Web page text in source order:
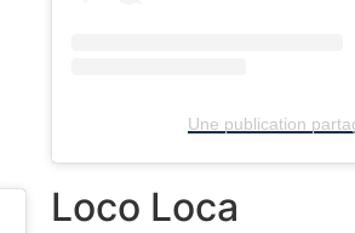
Une publication
Loco Loca